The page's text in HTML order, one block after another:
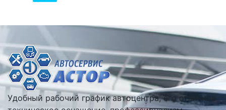
Удобный рабочий график автоцентра, его отличное